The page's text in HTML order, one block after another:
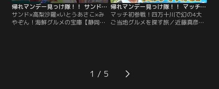
帰れマンデー見っけ隊！！ サンド×高梨沙羅×いとうあさこ×みやぞん！海鮮グルメの宝庫【静岡県・清水港】で爆食＆開運旅！（2026/06/01放送分）
サンド×高梨沙羅×いとうあさこ×み
やぞん！海鮮グルメの宝庫【静岡
ゅっと詰め込んだ“開運グルメ旅”！
サンドウィッチマンと旅を共にする
帰れマンデー見っけ隊！！ マッチ初参戦！四万十川で幻の4大ご当地グルメを探す旅（2026/05/25放送分）
マッチ初参戦！四万十川で幻の4大
ご当地グルメを探す旅／近藤真彦・
限定「ビリガツオ」とは！？グルメ
探しで四万十川をまさかの川下り！
1